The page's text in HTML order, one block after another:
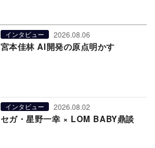
インタビュー 2026.08.06
宮本佳林 AI開発の原点明かす
インタビュー 2026.08.02
セガ・星野一幸 × LOM BABY鼎談